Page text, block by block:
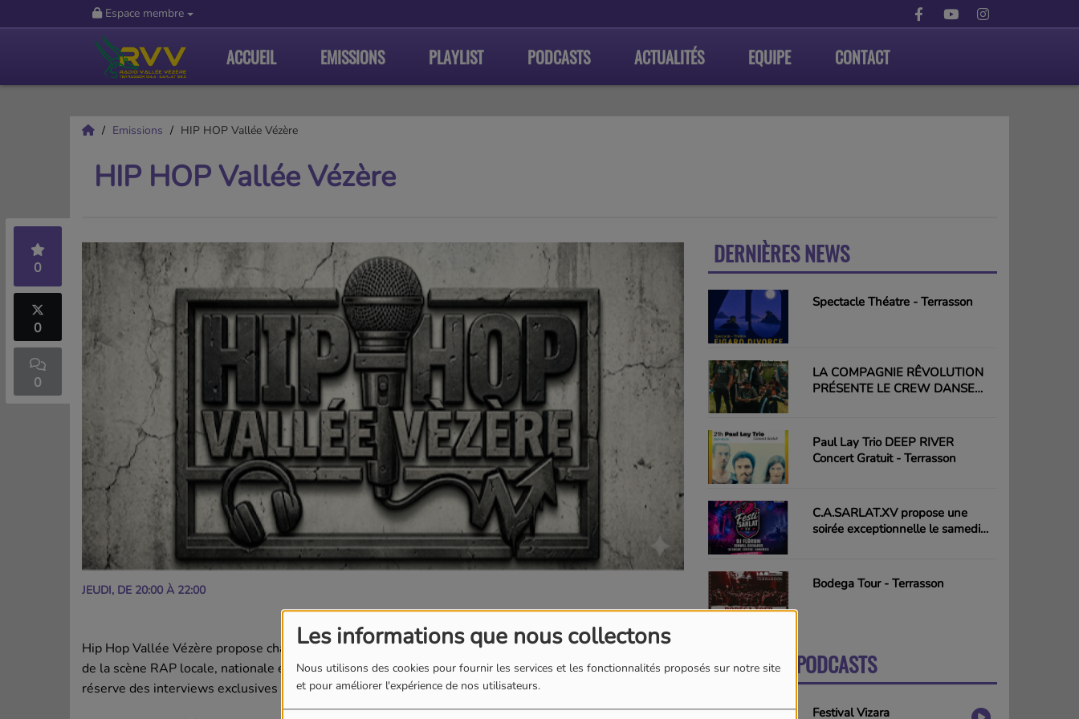
Les informations que nous collectons
Nous utilisons des cookies pour fournir les services et les fonctionnalités proposés sur notre site
et pour améliorer l'expérience de nos utilisateurs.
Espace membre
ACCUEIL EMISSIONS PLAYLIST PODCASTS ACTUALITÉS EQUIPE CONTACT
Emissions HIP HOP Vallée Vézère
HIP HOP Vallée Vézère
0
0
0
JEUDI, DE 20:00 À 22:00
Hip Hop Vallée Vézère propose chaque semaine le jeudi de 20h à 22h, une playlist dédiée aux artistes
de la scène RAP locale, nationale et internationale. L’émission est animée par Morne Rouge. Il vous
réserve des interviews exclusives et des news inédites estampillées « Culture Hip Hop ».
DERNIÈRES NEWS
Spectacle Théatre - Terrasson
LA COMPAGNIE RÊVOLUTION
PRÉSENTE LE CREW DANSE
Paul Lay Trio DEEP RIVER
Concert Gratuit - Terrasson
C.A.SARLAT.XV propose une
soirée exceptionnelle le samedi
Bodega Tour - Terrasson
DERNIERS PODCASTS
Festival Vizara